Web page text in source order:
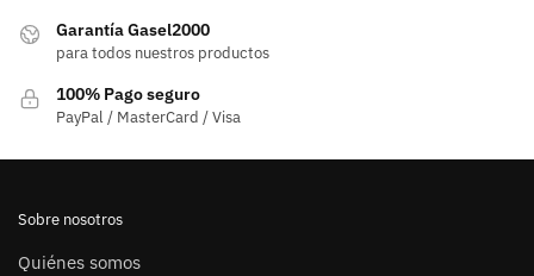
Garantía Gasel2000
para todos nuestros productos
100% Pago seguro
PayPal / MasterCard / Visa
Sobre nosotros
Quiénes somos